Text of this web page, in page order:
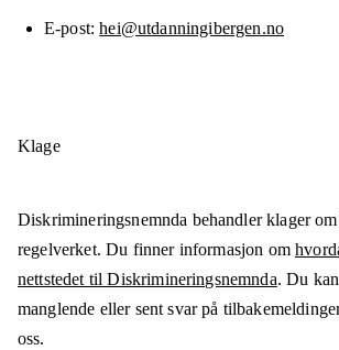
E-post hei@utdanningibergen.no
Klage
Diskrimineringsnemnda behandler klager
regelverket. Du finner informasjon om
nettstedet til Diskrimineringsnemnda. Du
manglende eller sent svar på
oss.